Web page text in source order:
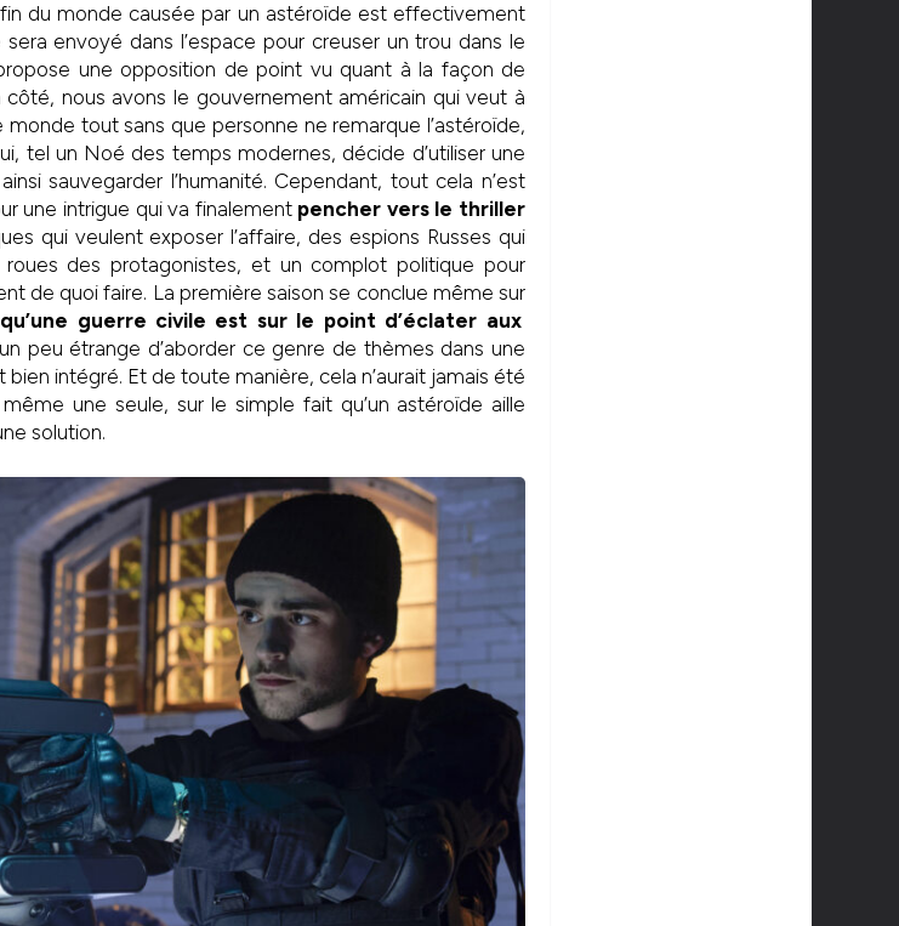
du monde causée par un astéroïde est effectivement
envoyé dans l’espace pour creuser un trou dans le
une opposition de point vu quant à la façon de
côté, nous avons le gouvernement américain qui veut à
tout sans que personne ne remarque l’astéroïde,
tel un Noé des temps modernes, décide d’utiliser une
sauvegarder l’humanité. Cependant, tout cela n’est
une intrigue qui va finalement pencher vers le thriller
qui veulent exposer l’affaire, des espions Russes qui
des protagonistes, et un complot politique pour
de quoi faire. La première saison se conclue même sur
guerre civile est sur le point d’éclater aux
peu étrange d’aborder ce genre de thèmes dans une
intégré. Et de toute manière, cela n’aurait jamais été
une seule, sur le simple fait qu’un astéroïde aille
solution.